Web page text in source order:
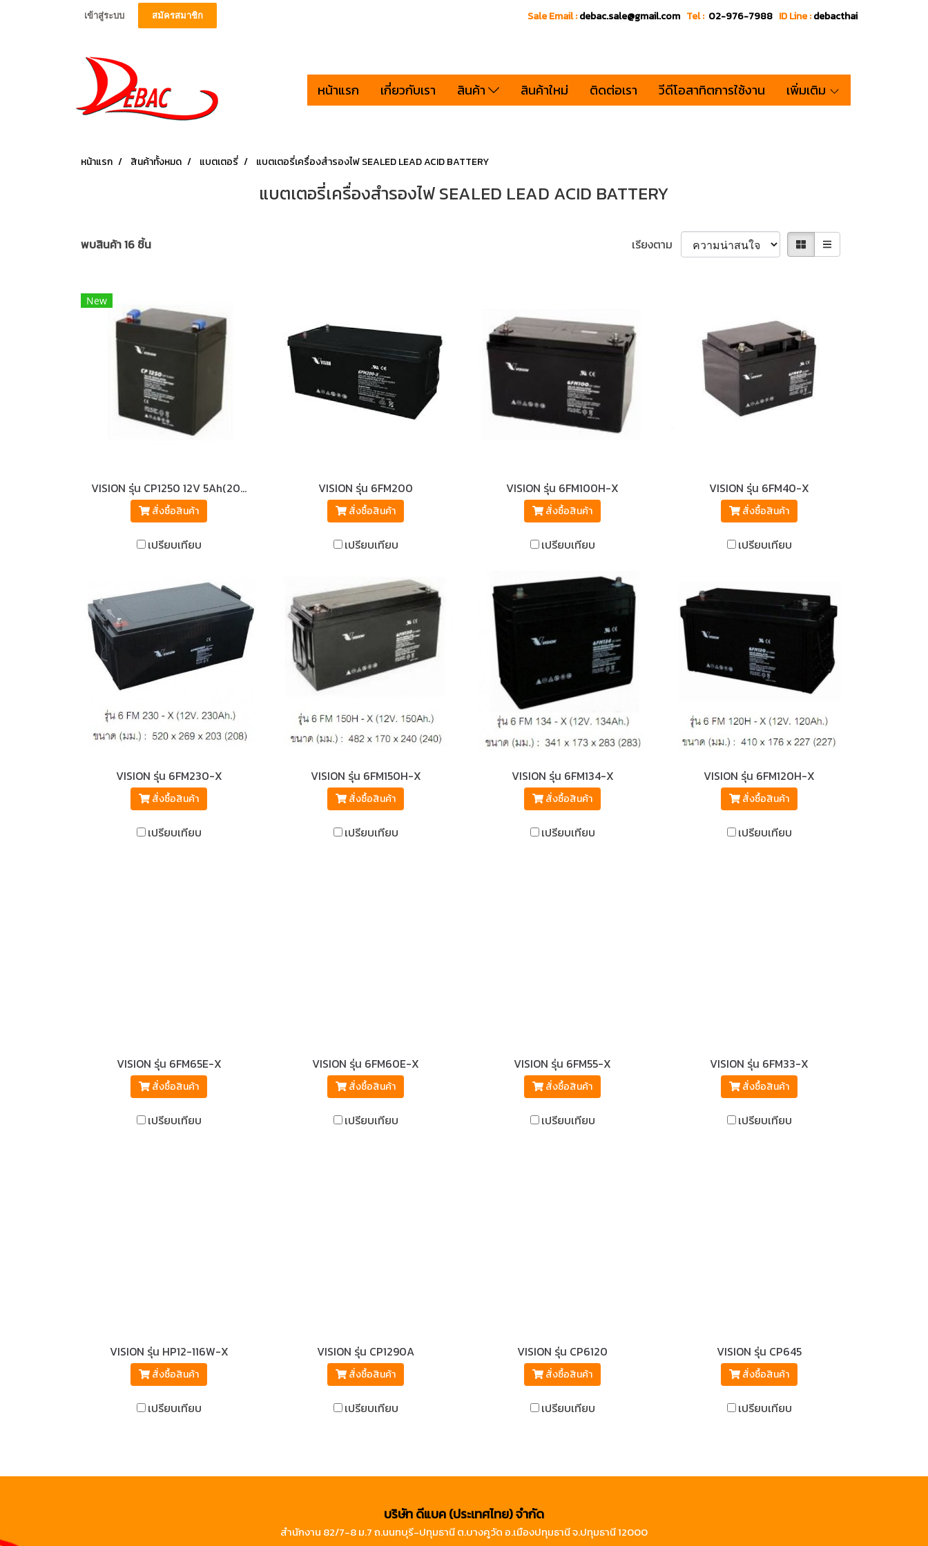
เข้าสู่ระบบ สมัครสมาชิก Sale Email :debac.sale@gmail.com Tel : 02-976-7988 ID Line :debacthai
หน้าแรก เกี่ยวกับเรา สินค้า สินค้าใหม่ ติดต่อเรา วีดีโอสาทิตการใช้งาน เพิ่มเติม
หน้าแรก สินค้าทั้งหมด แบตเตอรี่ แบตเตอรี่เครื่องสำรองไฟ SEALED LEAD ACID BATTERY
แบตเตอรี่เครื่องสำรองไฟ SEALED LEAD ACID BATTERY
พบสินค้า 16 ชิ้น เรียงตาม
New
VISION รุ่น CP1250 12V 5Ah(20hr)
สั่งซื้อสินค้า
เปรียบเทียบ
VISION รุ่น 6FM200
สั่งซื้อสินค้า
เปรียบเทียบ
VISION รุ่น 6FM100H-X
สั่งซื้อสินค้า
เปรียบเทียบ
VISION รุ่น 6FM40-X
สั่งซื้อสินค้า
เปรียบเทียบ
VISION รุ่น 6FM230-X
สั่งซื้อสินค้า
เปรียบเทียบ
VISION รุ่น 6FM150H-X
สั่งซื้อสินค้า
เปรียบเทียบ
VISION รุ่น 6FM134-X
สั่งซื้อสินค้า
เปรียบเทียบ
VISION รุ่น 6FM120H-X
สั่งซื้อสินค้า
เปรียบเทียบ
VISION รุ่น 6FM65E-X
สั่งซื้อสินค้า
เปรียบเทียบ
VISION รุ่น 6FM60E-X
สั่งซื้อสินค้า
เปรียบเทียบ
VISION รุ่น 6FM55-X
สั่งซื้อสินค้า
เปรียบเทียบ
VISION รุ่น 6FM33-X
สั่งซื้อสินค้า
เปรียบเทียบ
VISION รุ่น HP12-116W-X
สั่งซื้อสินค้า
เปรียบเทียบ
VISION รุ่น CP1290A
สั่งซื้อสินค้า
เปรียบเทียบ
VISION รุ่น CP6120
สั่งซื้อสินค้า
เปรียบเทียบ
VISION รุ่น CP645
สั่งซื้อสินค้า
เปรียบเทียบ
บริษัท ดีแบค (ประเทศไทย) จำกัด
สำนักงาน 82/7-8 ม.7 ถ.นนทบุรี-ปทุมธานี ต.บางคูวัด อ.เมืองปทุมธานี จ.ปทุมธานี 12000